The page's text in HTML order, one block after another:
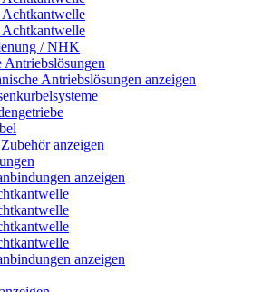
Achtkantwelle
Achtkantwelle
/ NHK
Antriebslösungen
Antriebslösungen anzeigen
anzeigen
anzeigen
anzeigen